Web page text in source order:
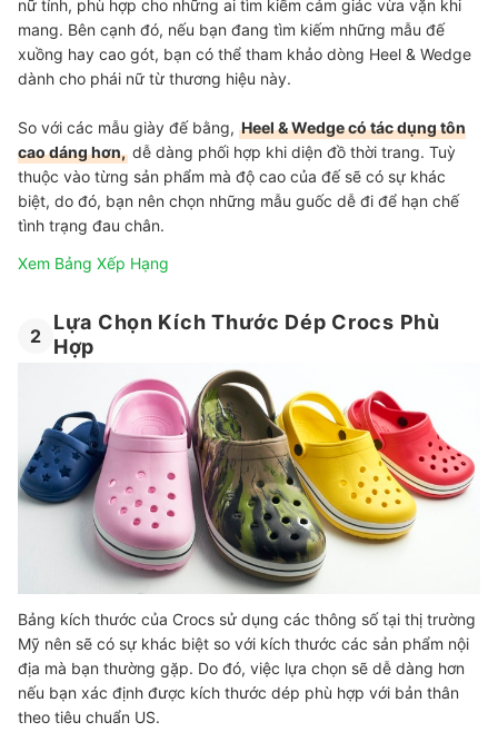
nữ tính, phù hợp cho những ai tìm kiếm cảm giác vừa vặn khi
mang. Bên cạnh đó, nếu bạn đang tìm kiếm những mẫu đế
xuồng hay cao gót, bạn có thể tham khảo dòng Heel & Wedge
dành cho phái nữ từ thương hiệu này.
So với các mẫu giày đế bằng, Heel & Wedge có tác dụng tôn
cao dáng hơn, dễ dàng phối hợp khi diện đồ thời trang. Tuỳ
thuộc vào từng sản phẩm mà độ cao của đế sẽ có sự khác
biệt, do đó, bạn nên chọn những mẫu guốc dễ đi để hạn chế
tình trạng đau chân.
Xem Bảng Xếp Hạng
2
Lựa Chọn Kích Thước Dép Crocs Phù
Hợp
Bảng kích thước của Crocs sử dụng các thông số tại thị trường
Mỹ nên sẽ có sự khác biệt so với kích thước các sản phẩm nội
địa mà bạn thường gặp. Do đó, việc lựa chọn sẽ dễ dàng hơn
nếu bạn xác định được kích thước dép phù hợp với bản thân
theo tiêu chuẩn US.